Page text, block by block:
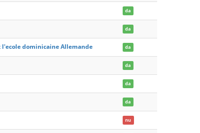
da
da
l'ecole dominicaine Allemande da
da
da
da
nu